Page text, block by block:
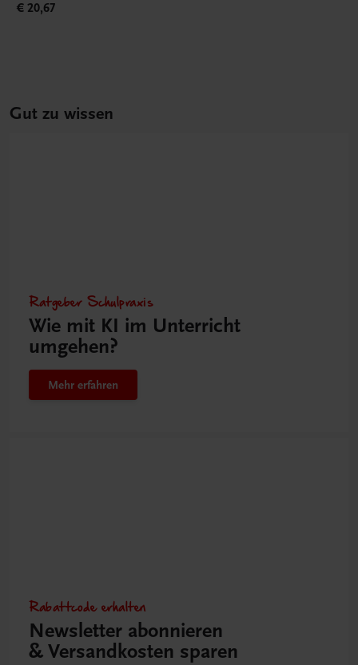
€ 20,67
Gut zu wissen
Ratgeber Schulpraxis
Wie mit KI im Unterricht
umgehen?
Mehr erfahren
Rabattcode erhalten
Newsletter abonnieren
& Versandkosten sparen